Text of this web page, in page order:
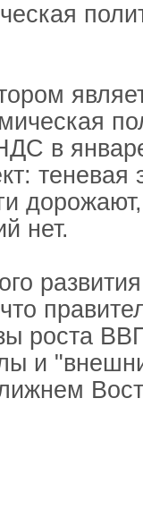
в
теневая
нет.
роста
и